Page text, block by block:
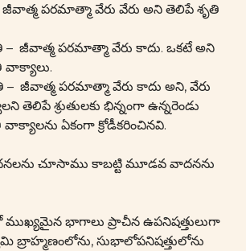
జీవాత్మ పరమాత్మా వేరు వేరు అని తెలిపే శృతి
– జీవాత్మ పరమాత్మా వేరు కాదు. ఒకటే అని
వాక్యాలు.
– జీవాత్మ పరమాత్మా వేరు కాదు అని, వేరు
తెలిపే శ్రుతులకు భిన్నంగా ఉన్నరెండు
వాక్యాలను ఏకంగా క్రోడీకరించినవి.
చూసాము కాబట్టి మూడవ వాదనను
భాగాలు ప్రాచీన ఉపనిషత్తులుగా
బ్రాహ్మణంలోను, సుభాలోపనిషత్తులోను